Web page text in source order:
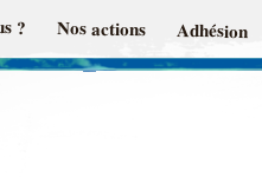
? Nos actions Adhésion